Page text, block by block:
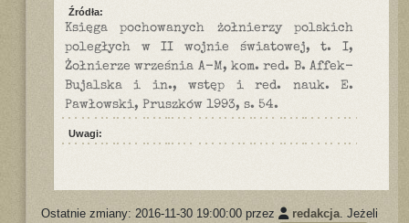
Źródła:
Księga pochowanych żołnierzy polskich
poległych w II wojnie światowej, t. I,
Żołnierze września A-M, kom. red. B. Affek-
Bujalska i in., wstęp i red. nauk. E.
Pawłowski, Pruszków 1993, s. 54.
Uwagi:
Ostatnie zmiany: 2016-11-30 19:00:00 przez redakcja. Jeżeli